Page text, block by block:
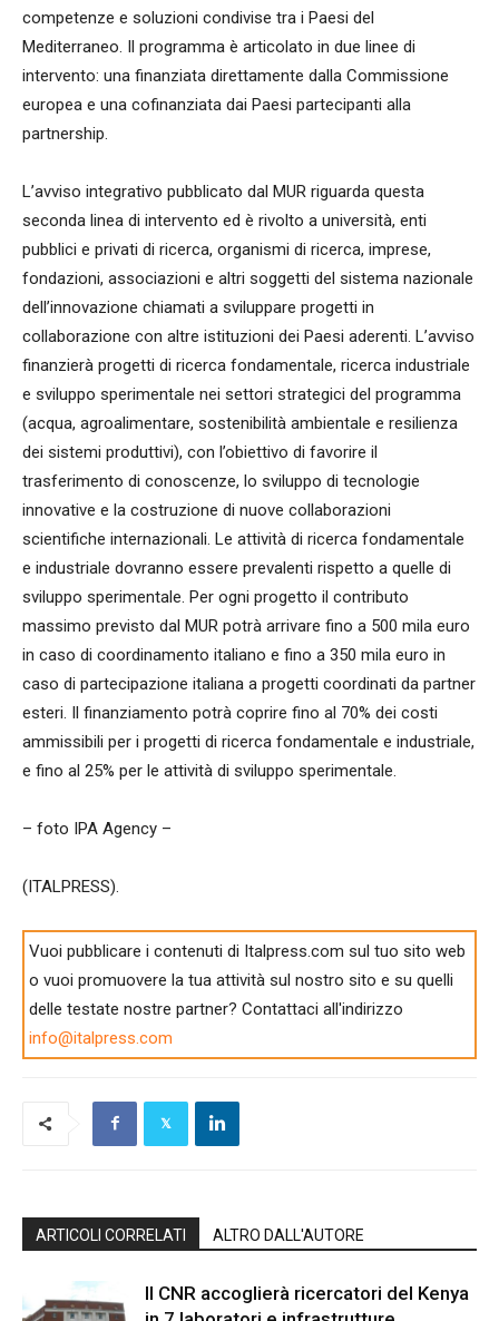
competenze e soluzioni condivise tra i Paesi del
Mediterraneo. Il programma è articolato in due linee di
intervento: una finanziata direttamente dalla Commissione
europea e una cofinanziata dai Paesi partecipanti alla
partnership.
L’avviso integrativo pubblicato dal MUR riguarda questa
seconda linea di intervento ed è rivolto a università, enti
pubblici e privati di ricerca, organismi di ricerca, imprese,
fondazioni, associazioni e altri soggetti del sistema nazionale
dell’innovazione chiamati a sviluppare progetti in
collaborazione con altre istituzioni dei Paesi aderenti. L’avviso
finanzierà progetti di ricerca fondamentale, ricerca industriale
e sviluppo sperimentale nei settori strategici del programma
(acqua, agroalimentare, sostenibilità ambientale e resilienza
dei sistemi produttivi), con l’obiettivo di favorire il
trasferimento di conoscenze, lo sviluppo di tecnologie
innovative e la costruzione di nuove collaborazioni
scientifiche internazionali. Le attività di ricerca fondamentale
e industriale dovranno essere prevalenti rispetto a quelle di
sviluppo sperimentale. Per ogni progetto il contributo
massimo previsto dal MUR potrà arrivare fino a 500 mila euro
in caso di coordinamento italiano e fino a 350 mila euro in
caso di partecipazione italiana a progetti coordinati da partner
esteri. Il finanziamento potrà coprire fino al 70% dei costi
ammissibili per i progetti di ricerca fondamentale e industriale,
e fino al 25% per le attività di sviluppo sperimentale.
– foto IPA Agency –
(ITALPRESS).
Vuoi pubblicare i contenuti di Italpress.com sul tuo sito web
o vuoi promuovere la tua attività sul nostro sito e su quelli
delle testate nostre partner? Contattaci all'indirizzo
info@italpress.com
ARTICOLI CORRELATI ALTRO DALL'AUTORE
Il CNR accoglierà ricercatori del Kenya